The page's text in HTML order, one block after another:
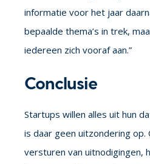
informatie voor het jaar
bepaalde thema’s in trek,
iedereen zich vooraf aan.”
Conclusie
Startups willen alles uit hun
is daar geen uitzondering
versturen van uitnodigingen,